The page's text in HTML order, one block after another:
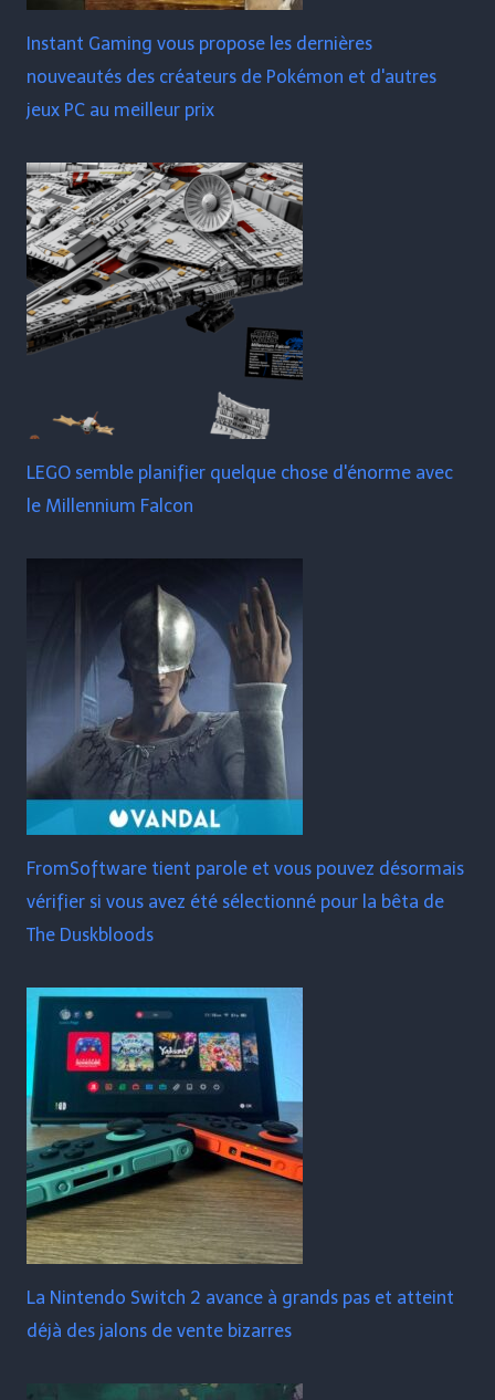
Instant Gaming vous propose les dernières
nouveautés des créateurs de Pokémon et d'autres
jeux PC au meilleur prix
LEGO semble planifier quelque chose d'énorme avec
le Millennium Falcon
FromSoftware tient parole et vous pouvez désormais
vérifier si vous avez été sélectionné pour la bêta de
The Duskbloods
La Nintendo Switch 2 avance à grands pas et atteint
déjà des jalons de vente bizarres